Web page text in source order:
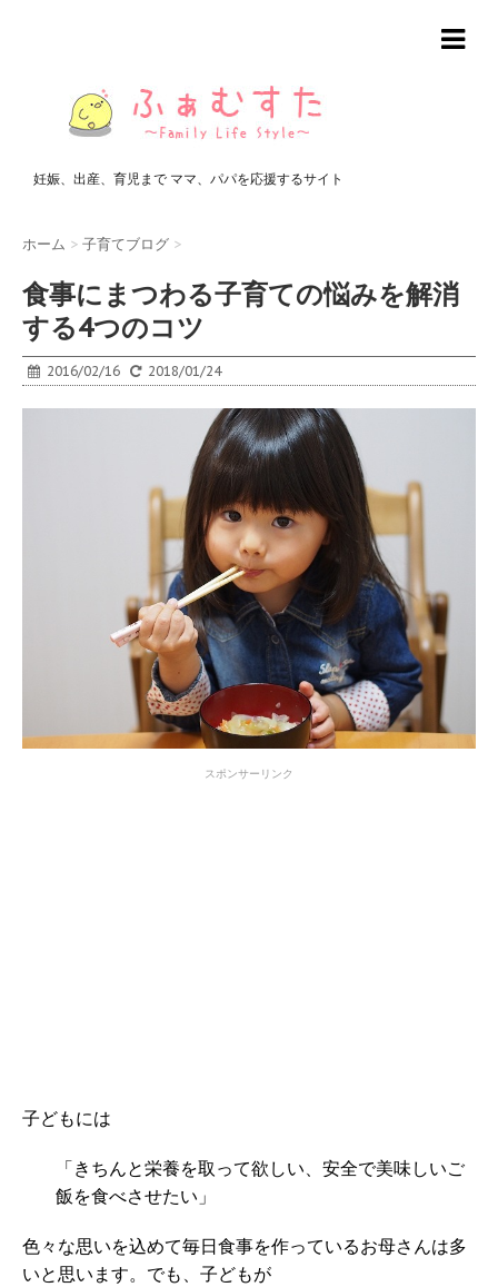
妊娠、出産、育児まで ママ、パパを応援するサイト
ホーム > 子育てブログ >
食事にまつわる子育ての悩みを解消
する4つのコツ
2016/02/16 2018/01/24
スポンサーリンク
子どもには
「きちんと栄養を取って欲しい、安全で美味しいご
飯を食べさせたい」
色々な思いを込めて毎日食事を作っているお母さんは多
いと思います。でも、子どもが